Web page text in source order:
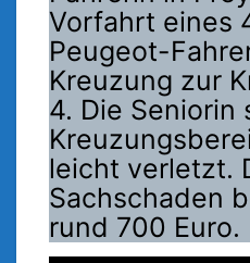
Vorfahrt eines
Peugeot-
Kreuzung zur
4. Die Seniorin
leicht verletzt.
Sachschaden
rund 700 Euro.